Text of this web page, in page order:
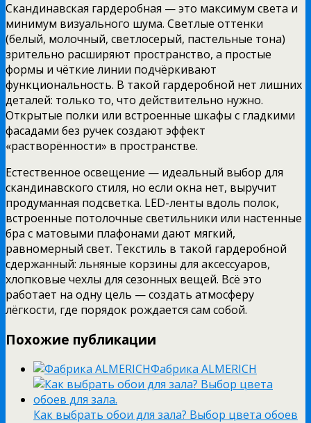
Скандинавская гардеробная — это максимум света и
минимум визуального шума. Светлые оттенки
(белый, молочный, светлосерый, пастельные тона)
зрительно расширяют пространство, а простые
формы и чёткие линии подчёркивают
функциональность. В такой гардеробной нет лишних
деталей: только то, что действительно нужно.
Открытые полки или встроенные шкафы с гладкими
фасадами без ручек создают эффект
«растворённости» в пространстве.
Естественное освещение — идеальный выбор для
скандинавского стиля, но если окна нет, выручит
продуманная подсветка. LED-ленты вдоль полок,
встроенные потолочные светильники или настенные
бра с матовыми плафонами дают мягкий,
равномерный свет. Текстиль в такой гардеробной
сдержанный: льняные корзины для аксессуаров,
хлопковые чехлы для сезонных вещей. Всё это
работает на одну цель — создать атмосферу
лёгкости, где порядок рождается сам собой.
Похожие публикации
Фабрика ALMERICH
Как выбрать обои для зала? Выбор цвета обоев